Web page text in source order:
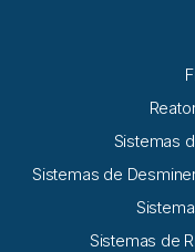
Sistemas
Sistemas de
Sistemas de